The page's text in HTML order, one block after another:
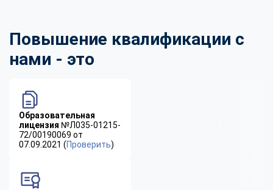
Повышение квалификации с
нами - это
Образовательная
лицензия №Л035-01215-
72/00190069 от
07.09.2021 (Проверить)